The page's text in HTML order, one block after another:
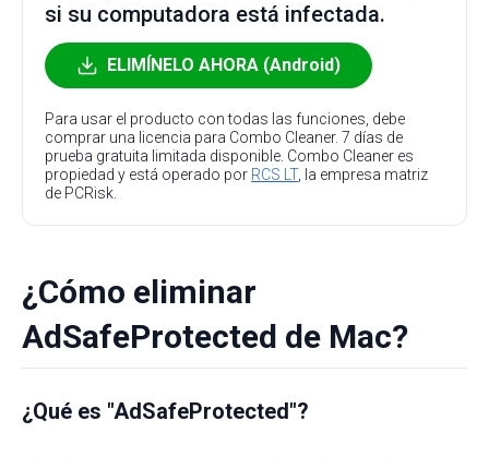
si su computadora está infectada.
ELIMÍNELO AHORA (Android)
Para usar el producto con todas las funciones, debe
comprar una licencia para Combo Cleaner. 7 días de
prueba gratuita limitada disponible. Combo Cleaner es
propiedad y está operado por RCS LT, la empresa matriz
de PCRisk.
¿Cómo eliminar
AdSafeProtected de Mac?
¿Qué es "AdSafeProtected"?